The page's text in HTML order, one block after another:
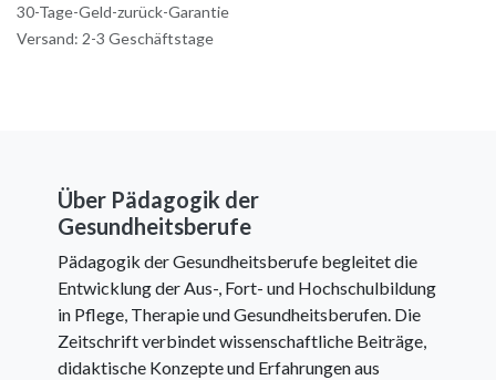
30-Tage-Geld-zurück-Garantie
Versand: 2-3 Geschäftstage
Über Pädagogik der
Gesundheitsberufe
Pädagogik der Gesundheitsberufe begleitet die
Entwicklung der Aus-, Fort- und Hochschulbildung
in Pflege, Therapie und Gesundheitsberufen. Die
Zeitschrift verbindet wissenschaftliche Beiträge,
didaktische Konzepte und Erfahrungen aus